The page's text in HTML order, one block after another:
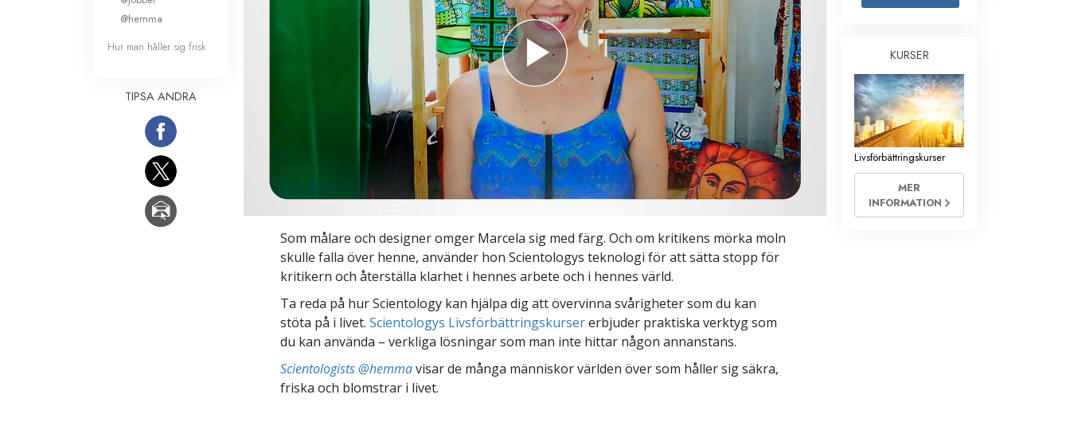
Barn
Verktyg för arbetslivet
Etik och tillstånden
Orsaken till undertryckande
Undersökningar
Organiseringens grunder
Grunderna i public relations
Som målare och designer omger Marcela sig med färg. Och om kritikens mörka moln
skulle falla över henne, använder hon Scientologys teknologi för att sätta stopp för
kritikern och återställa klarhet i hennes arbete och i hennes värld.
Ta reda på hur Scientology kan hjälpa dig att övervinna svårigheter som du kan
stöta på i livet. Scientologys Livsförbättringskursererbjuder praktiska verktyg som
du kan använda – verkliga lösningar som man inte hittar någon annanstans.
Scientologists @hemmavisar de många människor världen över som håller sig säkra,
friska och blomstrar i livet.
@hemma
Hur man håller sig frisk
TIPSA ANDRA
KURSER
Livsförbättringskurser
MER
INFORMATION